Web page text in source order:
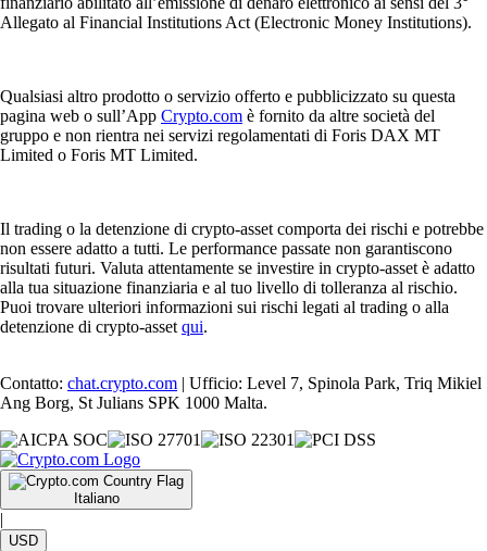
Allegato al Financial Institutions Act (Electronic Money Institutions).
Qualsiasi altro prodotto o servizio offerto e pubblicizzato su questa
pagina web o sull’App Crypto.com è fornito da altre società del
gruppo e non rientra nei servizi regolamentati di Foris DAX MT
Limited o Foris MT Limited.
Il trading o la detenzione di crypto-asset comporta dei rischi e potrebbe
non essere adatto a tutti. Le performance passate non garantiscono
risultati futuri. Valuta attentamente se investire in crypto-asset è adatto
alla tua situazione finanziaria e al tuo livello di tolleranza al rischio.
Puoi trovare ulteriori informazioni sui rischi legati al trading o alla
detenzione di crypto-asset qui.
Contatto: chat.crypto.com | Ufficio: Level 7, Spinola Park, Triq Mikiel
Ang Borg, St Julians SPK 1000 Malta.
Italiano
|
USD